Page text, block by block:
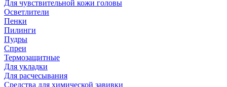
Для чувствительной кожи головы
Осветлители
Пенки
Пилинги
Пудры
Спреи
Термозащитные
Для укладки
Для расчесывания
Средства для химической завивки